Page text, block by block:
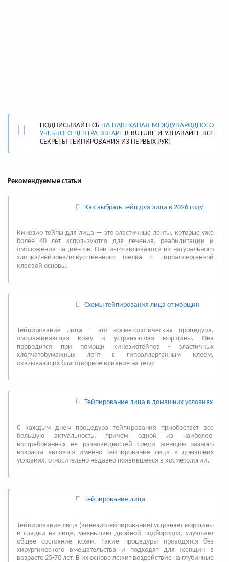
ПОДПИСЫВАЙТЕСЬ НА НАШ КАНАЛ МЕЖДУНАРОДНОГО
УЧЕБНОГО ЦЕНТРА BBTAPEВ RUTUBE И УЗНАВАЙТЕ ВСЕ
СЕКРЕТЫ ТЕЙПИРОВАНИЯ ИЗ ПЕРВЫХ РУК!
Рекомендуемые статьи
Как выбрать тейп для лица в 2026 году
Кинезио тейпы для лица — это эластичные ленты, которые уже
более 40 лет используются для лечения, реабилитации и
омоложения пациентов. Они изготавливаются из натурального
хлопка/нейлона/искусственного шелка с гипоаллергенной
клеевой основы.
Схемы тейпирования лица от морщин
Тейпирование лица – это косметологическая процедура,
омолаживающая кожу и устраняющая морщины. Она
проводится при помощи кинезиотейпов - эластичных
хлопчатобумажных лент с гипоаллергенным клеем,
оказывающих благотворное влияние на тело
Тейпирование лица в домашних условиях
С каждым днем процедура тейпирования приобретает все
большую актуальность, причем одной из наиболее
востребованных ее разновидностей среди женщин разного
возраста является именно тейпирование лица в домашних
условиях, относительно недавно появившееся в косметологии.
Тейпирование лица
Тейпирование лица (кинезиотейпирование) устраняет морщины
и сладки на лице, уменьшает двойной подбородок, улучшает
общее состояние кожи. Такие процедуры проводятся без
хирургического вмешательства и подходят для женщин в
возрасте 25-70 лет. В их основе лежит воздействие на глубинные